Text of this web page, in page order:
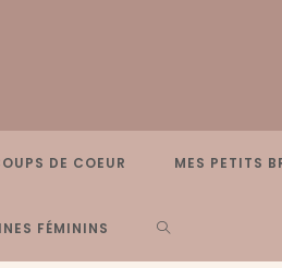
DE COEUR MES PETITS
FÉMININS TOGGLE